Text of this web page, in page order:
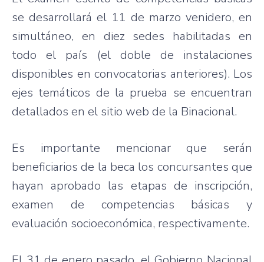
se desarrollará el 11 de marzo venidero, en
simultáneo, en diez sedes habilitadas en
todo el país (el doble de instalaciones
disponibles en convocatorias anteriores). Los
ejes temáticos de la prueba se encuentran
detallados en el sitio web de la Binacional.
Es importante mencionar que serán
beneficiarios de la beca los concursantes que
hayan aprobado las etapas de inscripción,
examen de competencias básicas y
evaluación socioeconómica, respectivamente.